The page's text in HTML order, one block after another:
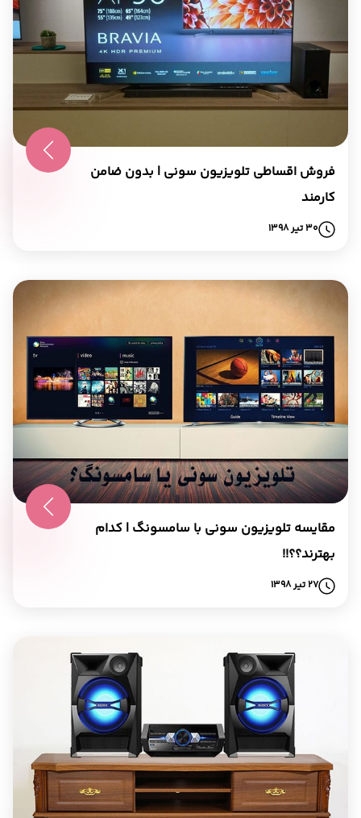
فروش اقساطی تلویزیون سونی | بدون ضامن
کارمند
30 تیر 1398
مقایسه تلویزیون سونی با سامسونگ | کدام
بهترند؟؟!!
27 تیر 1398